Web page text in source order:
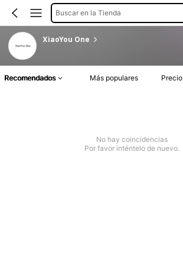
Buscar en la Tienda
XiaoYou One
Recomendados Más populares Precio
No hay coincidencias
Por favor inténtelo de nuevo.